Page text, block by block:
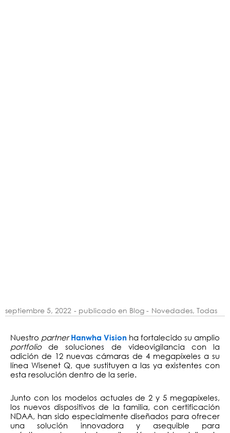
septiembre 5, 2022 - publicado en Blog - Novedades, Todas
Nuestro partner Hanwha Vision ha fortalecido su amplio
portfoliode soluciones de videovigilancia con la
adición de 12 nuevas cámaras de 4 megapíxeles a su
línea Wisenet Q, que sustituyen a las ya existentes con
esta resolución dentro de la serie.
Junto con los modelos actuales de 2 y 5 megapíxeles,
los nuevos dispositivos de la familia, con certificación
NDAA, han sido especialmente diseñados para ofrecer
una solución innovadora y asequible para